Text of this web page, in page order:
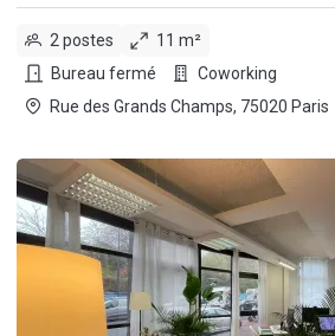
2 postes
11 m²
Bureau fermé
Coworking
Rue des Grands Champs, 75020 Paris